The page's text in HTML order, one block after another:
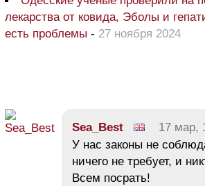
лекарства от ковида, Эболы и
есть проблемы - 27 ноября 2024
Sea_Best 17 мар,
У нас законы не
ничего не требует, и
Всем посрать!